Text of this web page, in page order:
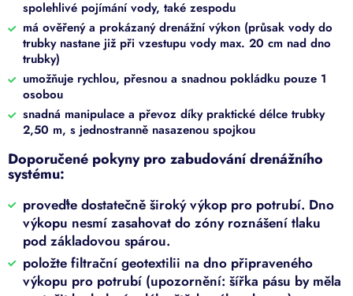
spolehlivé pojímání vody, také zespodu
má ověřený a prokázaný drenážní výkon (průsak vody do
trubky nastane již při vzestupu vody max. 20 cm nad dno
trubky)
umožňuje rychlou, přesnou a snadnou pokládku pouze 1
osobou
snadná manipulace a převoz díky praktické délce trubky
2,50 m, s jednostranně nasazenou spojkou
Doporučené pokyny pro zabudování drenážního
systému:
proveďte dostatečně široký výkop pro potrubí. Dno
výkopu nesmí zasahovat do zóny roznášení tlaku
pod základovou spárou.
položte filtrační geotextilii na dno připraveného
výkopu pro potrubí (upozornění: šířka pásu by měla